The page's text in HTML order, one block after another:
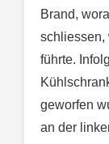
Brand,
schliessen,
führte.
geworfen
an der